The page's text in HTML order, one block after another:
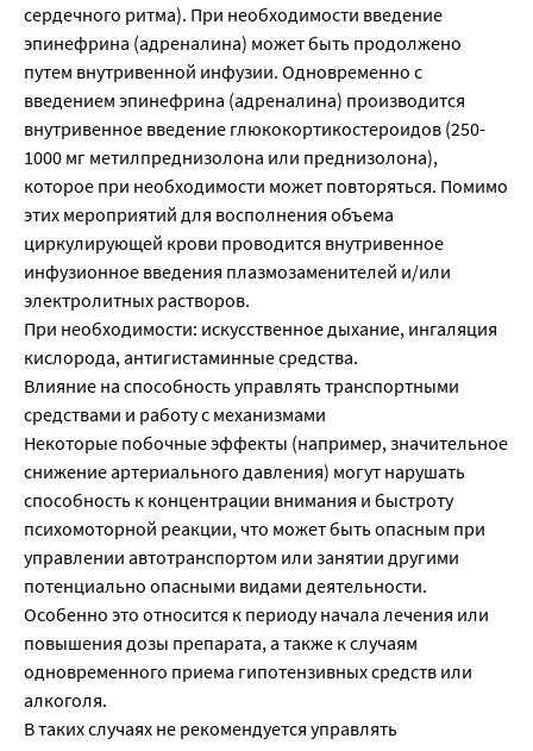
сердечного ритма). При необходимости введение
эпинефрина (адреналина) может быть продолжено
путем внутривенной инфузии. Одновременно с
введением эпинефрина (адреналина) производится
внутривенное введение глюкокортикостероидов (250-
1000 мг метилпреднизолона или преднизолона),
которое при необходимости может повторяться. Помимо
этих мероприятий для восполнения объема
циркулирующей крови проводится внутривенное
инфузионное введения плазмозаменителей и/или
электролитных растворов.
При необходимости: искусственное дыхание, ингаляция
кислорода, антигистаминные средства.
Влияние на способность управлять транспортными
средствами и работу с механизмами
Некоторые побочные эффекты (например, значительное
снижение артериального давления) могут нарушать
способность к концентрации внимания и быстроту
психомоторной реакции, что может быть опасным при
управлении автотранспортом или занятии другими
потенциально опасными видами деятельности.
Особенно это относится к периоду начала лечения или
повышения дозы препарата, а также к случаям
одновременного приема гипотензивных средств или
алкоголя.
В таких случаях не рекомендуется управлять